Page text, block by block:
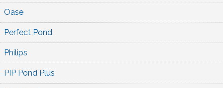
Oase
Perfect Pond
Philips
PIP Pond Plus